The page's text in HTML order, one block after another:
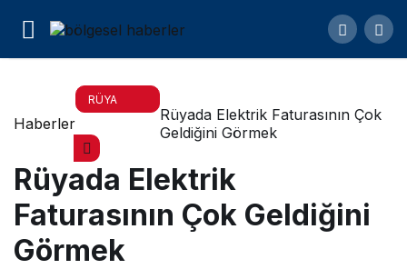
Haberler
RÜYA
Rüyada Elektrik Faturasının Çok
Geldiğini Görmek
Rüyada Elektrik
Faturasının Çok Geldiğini
Görmek